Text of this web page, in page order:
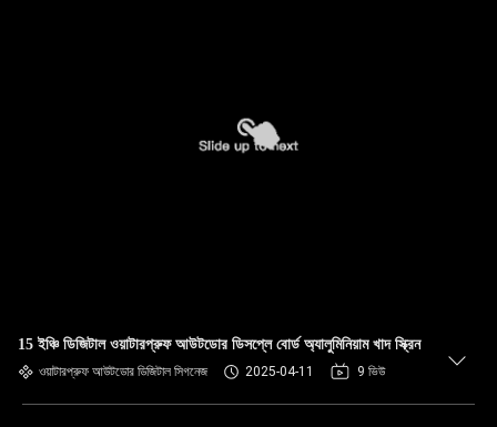
15 ইঞ্চি ডিজিটাল ওয়াটারপ্রুফ আউটডোর ডিসপ্লে বোর্ড অ্যালুমিনিয়াম খাদ স্ক্রিন
ওয়াটারপ্রুফ আউটডোর ডিজিটাল সিগনেজ 2025-04-11 9 ভিউ